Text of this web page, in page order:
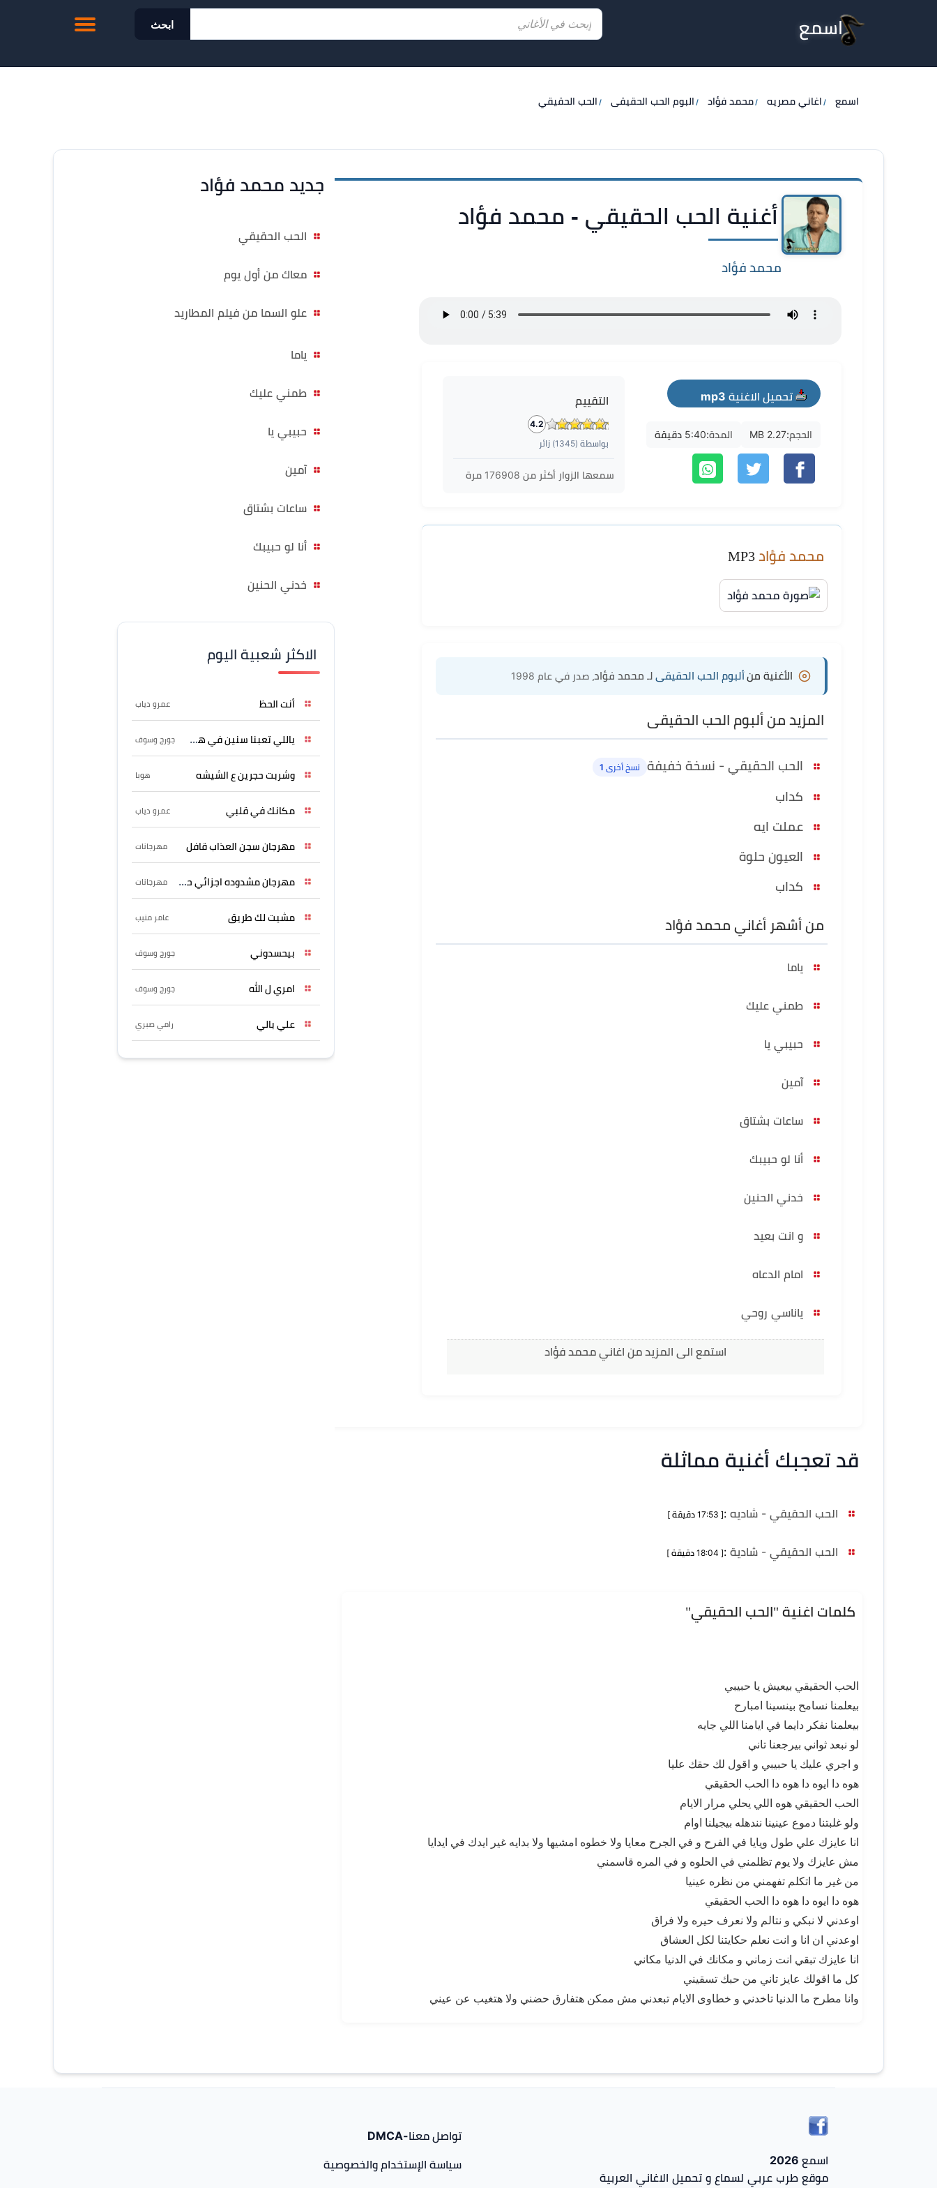
اسمع ابحث
اسمع اغاني مصريه محمد فؤاد البوم الحب الحقيقى الحب الحقيقي
أغنية الحب الحقيقي - محمد فؤاد
محمد فؤاد
تحميل الاغنية mp3
الحجم:2.27 MB المدة:5:40 دقيقة
التقييم
4.2
بواسطة (1345) زائر
سمعها الزوار أكثر من 176908 مرة
محمد فؤاد
الأغنية منألبوم الحب الحقيقى لـ محمد فؤاد ، صدر في عام 1998
المزيد من ألبوم الحب الحقيقى
الحب الحقيقي - نسخة خفيفة نسخ أخرى 1
كداب
عملت ايه
العيون حلوة
كداب
من أشهر أغاني محمد فؤاد
ياما
طمني عليك
حبيبي يا
آمين
ساعات بشتاق
أنا لو حبيبك
خدني الحنين
و انت بعيد
امام الدعاه
ياناسي روحي
استمع الى المزيد من اغاني محمد فؤاد
قد تعجبك أغنية مماثلة
الحب الحقيقي - شاديه :[ 17:53 دقيقة ]
الحب الحقيقي - شادية :[ 18:04 دقيقة ]
كلمات اغنية "الحب الحقيقي"
الحب الحقيقي بيعيش يا حبيبي
بيعلمنا نسامح بينسينا امبارح
بيعلمنا نفكر دايما في ايامنا اللي جايه
لو نبعد ثواني بيرجعنا تاني
و اجري عليك يا حبيبي و اقول لك حقك عليا
هوه دا ايوه دا هوه دا الحب الحقيقي
الحب الحقيقي هوه اللي يحلي مرار الايام
ولو غلبتنا دموع عينينا نندهله بيجيلنا اوام
انا عايزك علي طول ويايا في الفرح و في الجرح معايا ولا خطوه امشيها ولا بدايه غير ايدك في ايدايا
مش عايزك ولا يوم تظلمني في الحلوه و في المره قاسمني
من غير ما اتكلم تفهمني من نظره عينيا
هوه دا ايوه دا هوه دا الحب الحقيقي
اوعدني لا نبكي و نتالم ولا نعرف حيره ولا فراق
اوعدني ان انا و انت نعلم حكايتنا لكل العشاق
انا عايزك تبقي انت زماني و مكانك في الدنيا مكاني
كل ما اقولك عايز تاني من حبك تسقيني
وانا مطرح ما الدنيا تاخدني و خطاوى الايام تبعدني مش ممكن هتفارق حضني ولا هتغيب عن عيني
جديد محمد فؤاد
الحب الحقيقي
معاك من أول يوم
علو السما من فيلم المطاريد
ياما
طمني عليك
حبيبي يا
آمين
ساعات بشتاق
أنا لو حبيبك
خدني الحنين
الاكثر شعبية اليوم
أنت الحظ عمرو دياب
ياللي تعبنا سنين في هواه جورج وسوف
وشربت حجرين ع الشيشه هوبا
مكانك في قلبي عمرو دياب
مهرجان سجن العذاب قافل مهرجانات
مهرجان مشدوده اجزائي حربونى مهرجانات
مشيت لك طريق عامر منيب
بيحسدوني جورج وسوف
امري ل الله جورج وسوف
علي بالي رامي صبري
اسمع 2026
موقع طرب عربي لسماع و تحميل الاغاني العربية
تواصل معنا-DMCA
سياسة الإستخدام والخصوصية